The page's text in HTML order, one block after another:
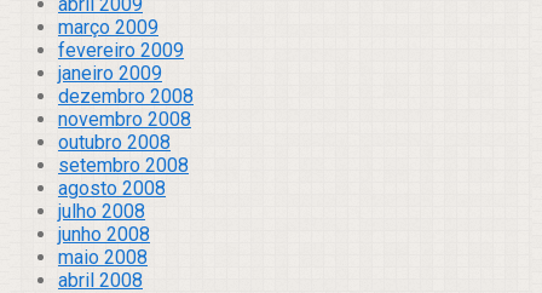
março 2009
fevereiro 2009
janeiro 2009
dezembro 2008
novembro 2008
outubro 2008
setembro 2008
agosto 2008
julho 2008
junho 2008
maio 2008
abril 2008